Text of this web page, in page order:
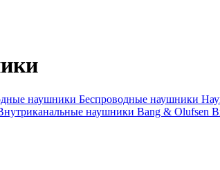
наушники Беспроводные наушники
наушники Bang & Olufsen